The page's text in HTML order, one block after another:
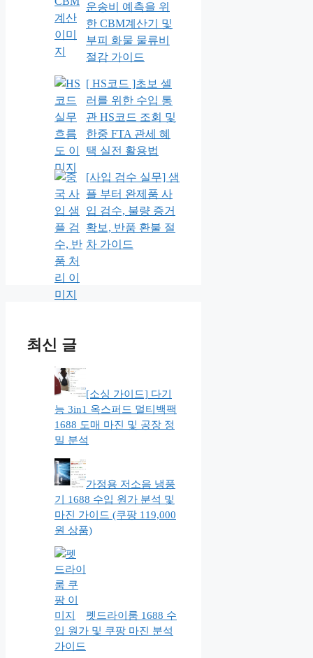
운송비 예측을 위
한 CBM계산기 및
부피 화물 물류비
절감 가이드
[ HS코드 ]초보 셀
러를 위한 수입 통
관 HS코드 조회 및
한중 FTA 관세 혜
택 실전 활용법
[사입 검수 실무] 샘
플 부터 완제품 사
입 검수, 불량 증거
확보, 반품 환불 절
차 가이드
최신 글
[소싱 가이드] 다기
능 3in1 옥스퍼드 멀티백팩
1688 도매 마진 및 공장 정
밀 분석
가정용 저소음 냉풍
기 1688 수입 원가 분석 및
마진 가이드 (쿠팡 119,000
원 상품)
펫드라이룸 1688 수
입 원가 및 쿠팡 마진 분석
가이드